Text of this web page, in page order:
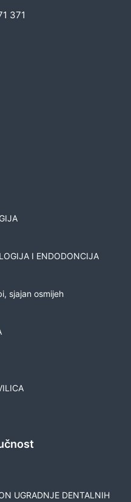
371
I ENDODONCIJA
sjajan osmijeh
UGRADNJE DENTALNIH